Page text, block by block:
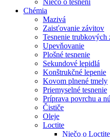
Niečo o tesneni
Chémia
Mazivá
Zaisťovanie závitov
Tesnenie trubkových
Upevňovanie
Plošné tesnenie
Sekundové lepidlá
Konštrukčné lepenie
Kovom plnené tmely
Priemyselné tesnenie
Príprava povrchu a
Čističe
Oleje
Loctite
Niečo o Loctite